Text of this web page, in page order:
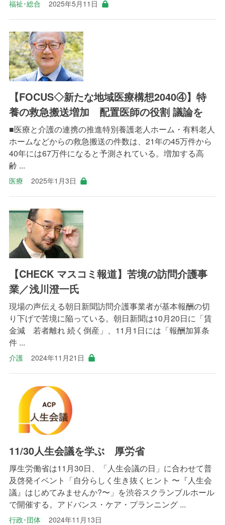
福祉･総合 2025年5月11日
【FOCUS◇新たな地域医療構想2040④】特
養の救急搬送増加 配置医師の役割 議論を
■医療と介護の連携の推進特別養護老人ホーム・有料老人
ホームなどからの救急搬送の件数は、21年の45万件から
40年には67万件になると予測されている。増加する高
齢 ...
医療 2025年1月3日
【CHECK マスコミ報道】苦境の訪問介護事
業／浅川澄一氏
現場の声伝える朝日新聞訪問介護事業者が基本報酬の切
り下げで苦境に陥っている。朝日新聞は10月20日に「賃
金減 若者離れ 続く倒産」、11月1日には「報酬加算条
件 ...
介護 2024年11月21日
11/30人生会議を学ぶ 厚労省
厚生労働省は11月30日、「人生会議の日」に合わせて普
及啓発イベント「自分らしく生き抜くヒント 〜『人生会
議』はじめてみませんか?〜」を渋谷スクランブルホール
で開催する。アドバンス・ケア・プランニング ...
行政･団体 2024年11月13日